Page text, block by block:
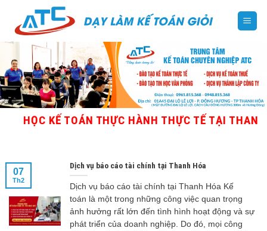
content
HỌC KẾ TOÁN THỰC HÀNH THỰC TẾ TẠI THANH
Dịch vụ báo cáo tài chính tại Thanh Hóa
Dịch vụ báo cáo tài chính tại Thanh Hóa Kế
toán là một trong những công việc quan trọng
ảnh hưởng rất lớn đến tình hình hoạt động và sự
phát triển của doanh nghiệp. Do đó, mọi công
07
Th2